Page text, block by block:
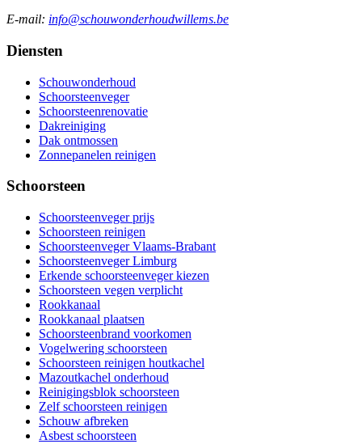
E-mail: info@schouwonderhoudwillems.be
Diensten
Schouwonderhoud
Schoorsteenveger
Schoorsteenrenovatie
Dakreiniging
Dak ontmossen
Zonnepanelen reinigen
Schoorsteen
Schoorsteenveger prijs
Schoorsteen reinigen
Schoorsteenveger Vlaams-Brabant
Schoorsteenveger Limburg
Erkende schoorsteenveger kiezen
Schoorsteen vegen verplicht
Rookkanaal
Rookkanaal plaatsen
Schoorsteenbrand voorkomen
Vogelwering schoorsteen
Schoorsteen reinigen houtkachel
Mazoutkachel onderhoud
Reinigingsblok schoorsteen
Zelf schoorsteen reinigen
Schouw afbreken
Asbest schoorsteen